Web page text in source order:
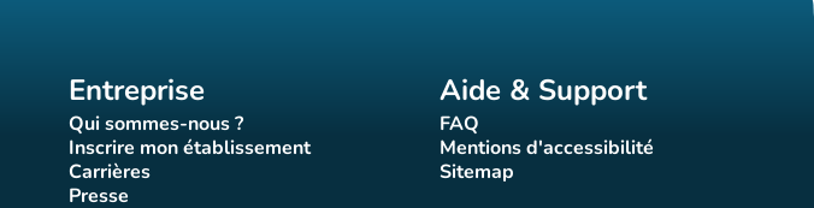
Entreprise
Qui sommes-nous ?
(nouvel onglet)
Inscrire mon établissement
(nouvel onglet)
Carrières(nouvel onglet)
Presse
Aide & Support
FAQ(nouvel onglet)
Mentions d'accessibilité
(nouvel onglet)
Sitemap(nouvel onglet)